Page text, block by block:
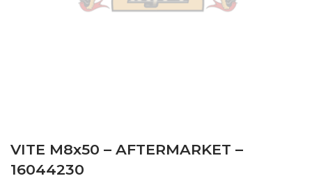
VITE M8x50 – AFTERMARKET –
16044230